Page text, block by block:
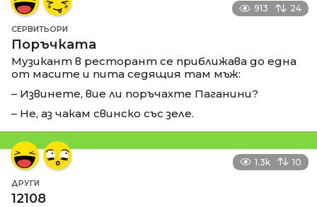
913 24
СЕРВИТЬОРИ
Поръчката
Музикант в ресторант се приближава до една
от масите и пита седящия там мъж:
– Извинете, вие ли поръчахте Паганини?
– Не, аз чакам свинско със зеле.
1.3k 10
ДРУГИ
12108